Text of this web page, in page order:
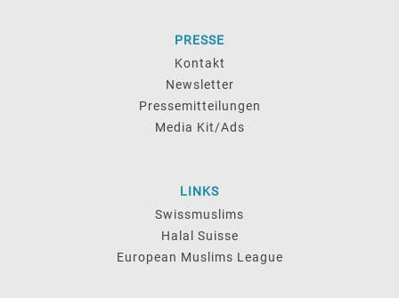
PRESSE
Kontakt
Newsletter
Pressemitteilungen
Media Kit/Ads
LINKS
Swissmuslims
Halal Suisse
European Muslims League